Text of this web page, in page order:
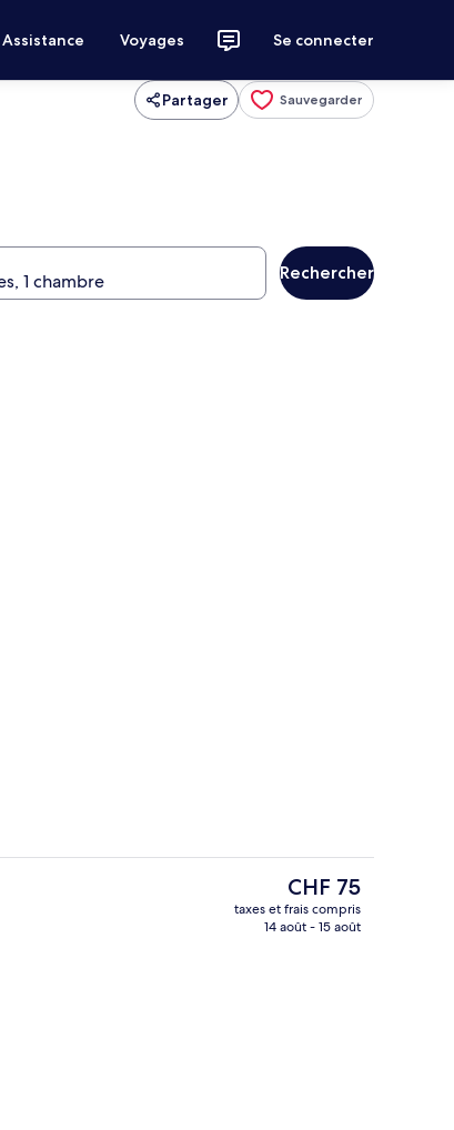
Assistance Voyages Se connecter
Partager Sauvegarder
Rechercher
Le
prix
actuel
CHF 75
taxes et frais compris
14 août - 15 août